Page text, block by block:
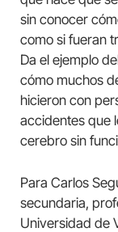
sin conocer
como si fueran
Da el ejemplo
cómo muchos
hicieron con
accidentes que
cerebro sin
Para Carlos
secundaria,
Universidad de